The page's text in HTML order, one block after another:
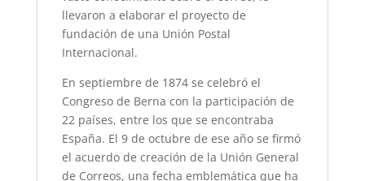
llevaron a elaborar el proyecto de
fundación de una Unión Postal
Internacional.
En septiembre de 1874 se celebró el
Congreso de Berna con la participación de
22 países, entre los que se encontraba
España. El 9 de octubre de ese año se firmó
el acuerdo de creación de la Unión General
de Correos, una fecha emblemática que ha